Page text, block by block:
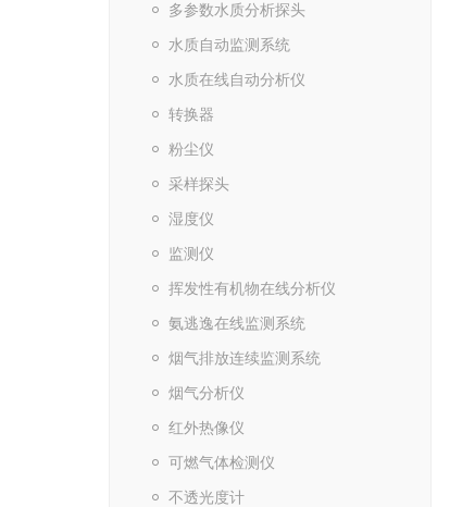
多参数水质分析探头
水质自动监测系统
水质在线自动分析仪
转换器
粉尘仪
采样探头
湿度仪
监测仪
挥发性有机物在线分析仪
氨逃逸在线监测系统
烟气排放连续监测系统
烟气分析仪
红外热像仪
可燃气体检测仪
不透光度计